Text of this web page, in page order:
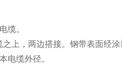
缆。
上，两边搭接。钢带表面经涂
电缆外径。